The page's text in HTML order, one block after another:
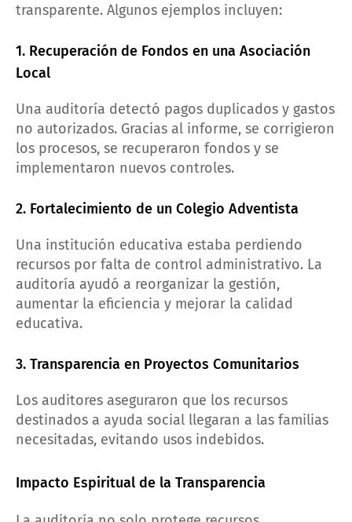
transparente. Algunos ejemplos incluyen:
1. Recuperación de Fondos en una Asociación
Local
Una auditoría detectó pagos duplicados y gastos
no autorizados. Gracias al informe, se corrigieron
los procesos, se recuperaron fondos y se
implementaron nuevos controles.
2. Fortalecimiento de un Colegio Adventista
Una institución educativa estaba perdiendo
recursos por falta de control administrativo. La
auditoría ayudó a reorganizar la gestión,
aumentar la eficiencia y mejorar la calidad
educativa.
3. Transparencia en Proyectos Comunitarios
Los auditores aseguraron que los recursos
destinados a ayuda social llegaran a las familias
necesitadas, evitando usos indebidos.
Impacto Espiritual de la Transparencia